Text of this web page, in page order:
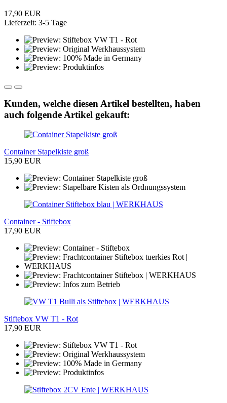
17,90 EUR
Lieferzeit: 3-5 Tage
Kunden, welche diesen Artikel bestellten, haben
auch folgende Artikel gekauft:
Container Stapelkiste groß
15,90 EUR
Container - Stiftebox
17,90 EUR
Stiftebox VW T1 - Rot
17,90 EUR